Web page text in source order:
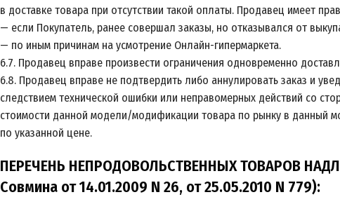
в доставке товара при отсутствии такой оплаты. Продавец имеет
— если Покупатель, ранее совершал заказы, но отказывался от
— по иным причинам на усмотрение Онлайн-гипермаркета.
6.7. Продавец вправе произвести ограничения одновременно
6.8. Продавец вправе не подтвердить либо аннулировать заказ и
следствием технической ошибки или неправомерных действий со
стоимости данной модели/модификации товара по рынку в данный
по указанной цене.
ПЕРЕЧЕНЬ НЕПРОДОВОЛЬСТВЕННЫХ ТОВАРОВ
Совмина от 14.01.2009 N 26, от 25.05.2010 N 779):